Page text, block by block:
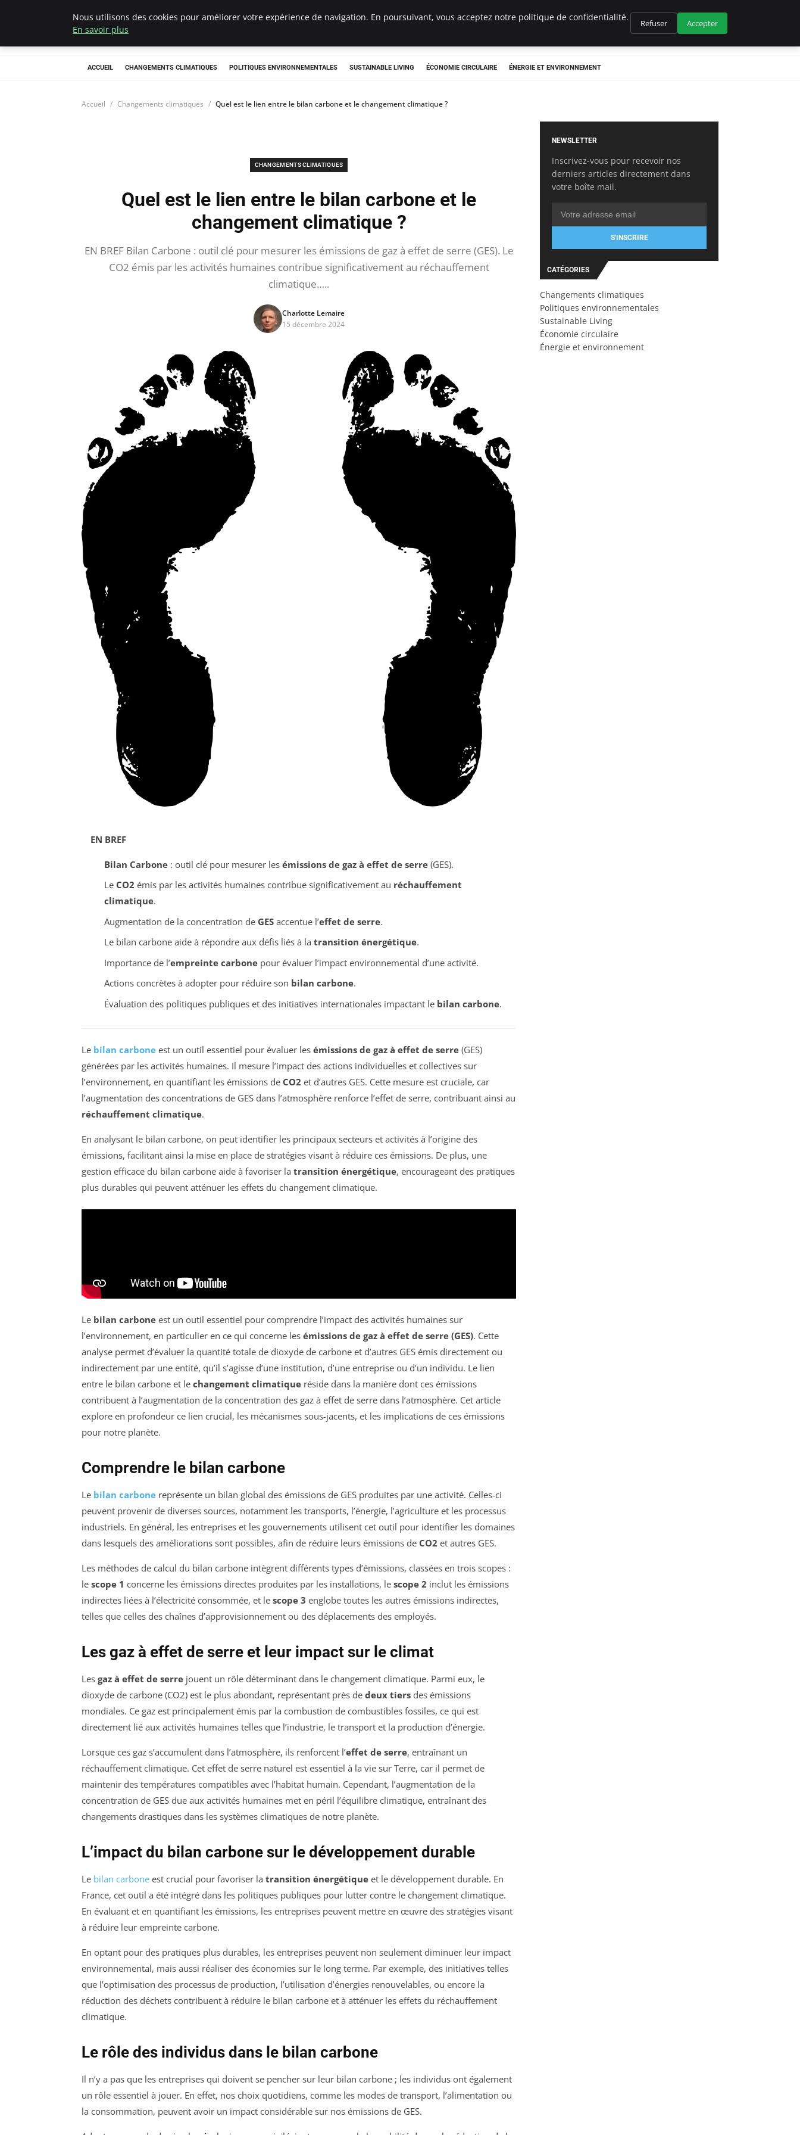
Climategatecountryclub.com
ACCUEIL CHANGEMENTS CLIMATIQUES POLITIQUES ENVIRONNEMENTALES SUSTAINABLE LIVING ÉCONOMIE CIRCULAIRE ÉNERGIE ET ENVIRONNEMENT
Accueil Changements climatiques Quel est le lien entre le bilan carbone et le changement climatique ?
CHANGEMENTS CLIMATIQUES
Quel est le lien entre le bilan carbone et le
changement climatique ?
EN BREF Bilan Carbone : outil clé pour mesurer les émissions de gaz à effet de serre (GES). Le
CO2 émis par les activités humaines contribue significativement au réchauffement
climatique…..
Charlotte Lemaire
15 décembre 2024
EN BREF
Bilan Carbone: outil clé pour mesurer les émissions de gaz à effet de serre(GES).
Le CO2 émis par les activités humaines contribue significativement au réchauffement
climatique.
Augmentation de la concentration de GESaccentue l’effet de serre.
Le bilan carbone aide à répondre aux défis liés à la transition énergétique.
Importance de l’empreinte carbonepour évaluer l’impact environnemental d’une activité.
Actions concrètes à adopter pour réduire son bilan carbone.
Évaluation des politiques publiques et des initiatives internationales impactant le bilan carbone.
Le bilan carbone est un outil essentiel pour évaluer les émissions de gaz à effet de serre (GES)
générées par les activités humaines. Il mesure l’impact des actions individuelles et collectives sur
l’environnement, en quantifiant les émissions de CO2 et d’autres GES. Cette mesure est cruciale, car
l’augmentation des concentrations de GES dans l’atmosphère renforce l’effet de serre, contribuant ainsi au
réchauffement climatique.
En analysant le bilan carbone, on peut identifier les principaux secteurs et activités à l’origine des
émissions, facilitant ainsi la mise en place de stratégies visant à réduire ces émissions. De plus, une
gestion efficace du bilan carbone aide à favoriser la transition énergétique, encourageant des pratiques
plus durables qui peuvent atténuer les effets du changement climatique.
Le bilan carbone est un outil essentiel pour comprendre l’impact des activités humaines sur
l’environnement, en particulier en ce qui concerne les émissions de gaz à effet de serre (GES). Cette
analyse permet d’évaluer la quantité totale de dioxyde de carbone et d’autres GES émis directement ou
indirectement par une entité, qu’il s’agisse d’une institution, d’une entreprise ou d’un individu. Le lien
entre le bilan carbone et le changement climatique réside dans la manière dont ces émissions
contribuent à l’augmentation de la concentration des gaz à effet de serre dans l’atmosphère. Cet article
explore en profondeur ce lien crucial, les mécanismes sous-jacents, et les implications de ces émissions
pour notre planète.
Comprendre le bilan carbone
Le bilan carbone représente un bilan global des émissions de GES produites par une activité. Celles-ci
peuvent provenir de diverses sources, notamment les transports, l’énergie, l’agriculture et les processus
industriels. En général, les entreprises et les gouvernements utilisent cet outil pour identifier les domaines
dans lesquels des améliorations sont possibles, afin de réduire leurs émissions de CO2 et autres GES.
Les méthodes de calcul du bilan carbone intègrent différents types d’émissions, classées en trois scopes :
le scope 1 concerne les émissions directes produites par les installations, le scope 2 inclut les émissions
indirectes liées à l’électricité consommée, et le scope 3 englobe toutes les autres émissions indirectes,
telles que celles des chaînes d’approvisionnement ou des déplacements des employés.
Les gaz à effet de serre et leur impact sur le climat
Les gaz à effet de serre jouent un rôle déterminant dans le changement climatique. Parmi eux, le
dioxyde de carbone (CO2) est le plus abondant, représentant près de deux tiers des émissions
mondiales. Ce gaz est principalement émis par la combustion de combustibles fossiles, ce qui est
directement lié aux activités humaines telles que l’industrie, le transport et la production d’énergie.
Lorsque ces gaz s’accumulent dans l’atmosphère, ils renforcent l’effet de serre, entraînant un
réchauffement climatique. Cet effet de serre naturel est essentiel à la vie sur Terre, car il permet de
maintenir des températures compatibles avec l’habitat humain. Cependant, l’augmentation de la
concentration de GES due aux activités humaines met en péril l’équilibre climatique, entraînant des
changements drastiques dans les systèmes climatiques de notre planète.
L’impact du bilan carbone sur le développement durable
Le bilan carbone est crucial pour favoriser la transition énergétique et le développement durable. En
France, cet outil a été intégré dans les politiques publiques pour lutter contre le changement climatique.
En évaluant et en quantifiant les émissions, les entreprises peuvent mettre en œuvre des stratégies visant
à réduire leur empreinte carbone.
En optant pour des pratiques plus durables, les entreprises peuvent non seulement diminuer leur impact
environnemental, mais aussi réaliser des économies sur le long terme. Par exemple, des initiatives telles
que l’optimisation des processus de production, l’utilisation d’énergies renouvelables, ou encore la
réduction des déchets contribuent à réduire le bilan carbone et à atténuer les effets du réchauffement
climatique.
Le rôle des individus dans le bilan carbone
Il n’y a pas que les entreprises qui doivent se pencher sur leur bilan carbone ; les individus ont également
un rôle essentiel à jouer. En effet, nos choix quotidiens, comme les modes de transport, l’alimentation ou
la consommation, peuvent avoir un impact considérable sur nos émissions de GES.
NEWSLETTER
Inscrivez-vous pour recevoir nos
derniers articles directement dans
votre boîte mail.
S'INSCRIRE
CATÉGORIES
Changements climatiques
Politiques environnementales
Sustainable Living
Économie circulaire
Énergie et environnement
Nous utilisons des cookies pour améliorer votre expérience de navigation. En poursuivant, vous acceptez notre politique de confidentialité.
En savoir plus
Refuser Accepter